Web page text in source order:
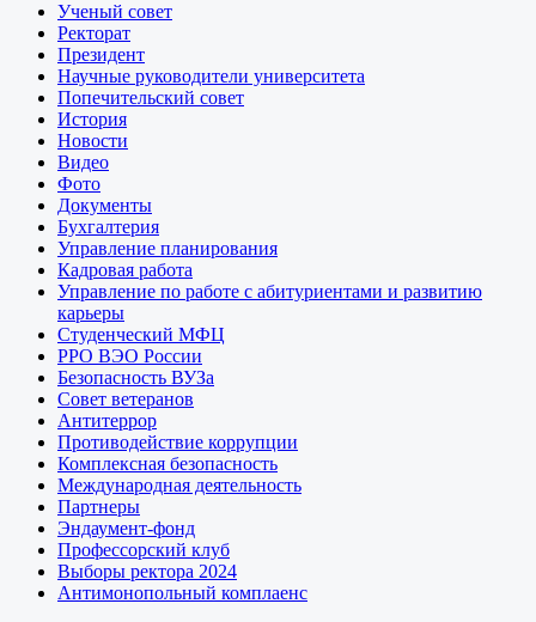
Ученый совет
Ректорат
Президент
Научные руководители университета
Попечительский совет
История
Новости
Видео
Фото
Документы
Бухгалтерия
Управление планирования
Кадровая работа
Управление по работе с абитуриентами и развитию
карьеры
Студенческий МФЦ
РРО ВЭО России
Безопасность ВУЗа
Совет ветеранов
Антитеррор
Противодействие коррупции
Комплексная безопасность
Международная деятельность
Партнеры
Эндаумент-фонд
Профессорский клуб
Выборы ректора 2024
Антимонопольный комплаенс